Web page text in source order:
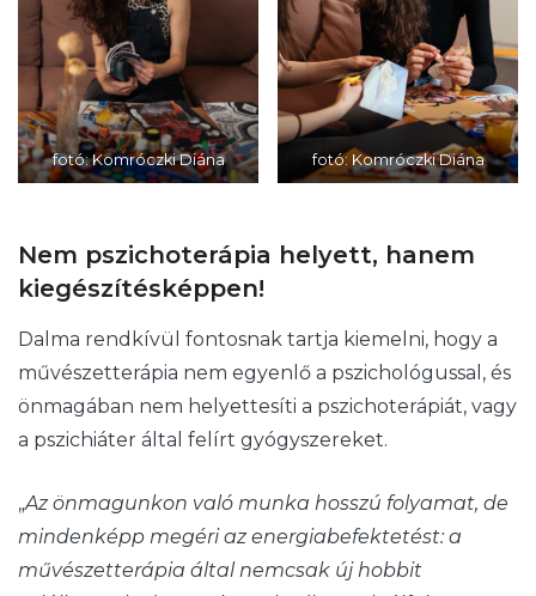
fotó: Komróczki Diána fotó: Komróczki Diána
Nem pszichoterápia helyett, hanem
kiegészítésképpen!
Dalma rendkívül fontosnak tartja kiemelni, hogy a
művészetterápia nem egyenlő a pszichológussal, és
önmagában nem helyettesíti a pszichoterápiát, vagy
a pszichiáter által felírt gyógyszereket.
„Az önmagunkon való munka hosszú folyamat, de
mindenképp megéri az energiabefektetést: a
művészetterápia által nemcsak új hobbit